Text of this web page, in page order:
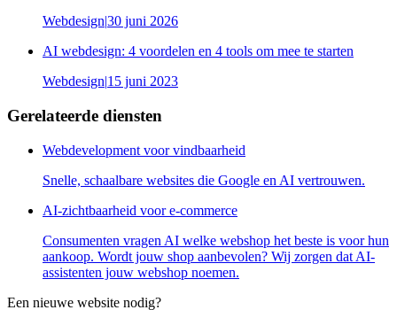
Webdesign|30 juni 2026
AI webdesign: 4 voordelen en 4 tools om mee te starten
Webdesign|15 juni 2023
Gerelateerde diensten
Webdevelopment voor vindbaarheid
Snelle, schaalbare websites die Google en AI vertrouwen.
AI-zichtbaarheid voor e-commerce
Consumenten vragen AI welke webshop het beste is voor hun
aankoop. Wordt jouw shop aanbevolen? Wij zorgen dat AI-
assistenten jouw webshop noemen.
Een nieuwe website nodig?